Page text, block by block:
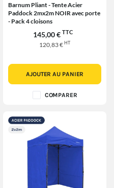
Barnum Pliant - Tente Acier
Paddock 2mx2m NOIR avec porte
- Pack 4 cloisons
145,00 € TTC
120,83 €HT
AJOUTER AU PANIER
COMPARER